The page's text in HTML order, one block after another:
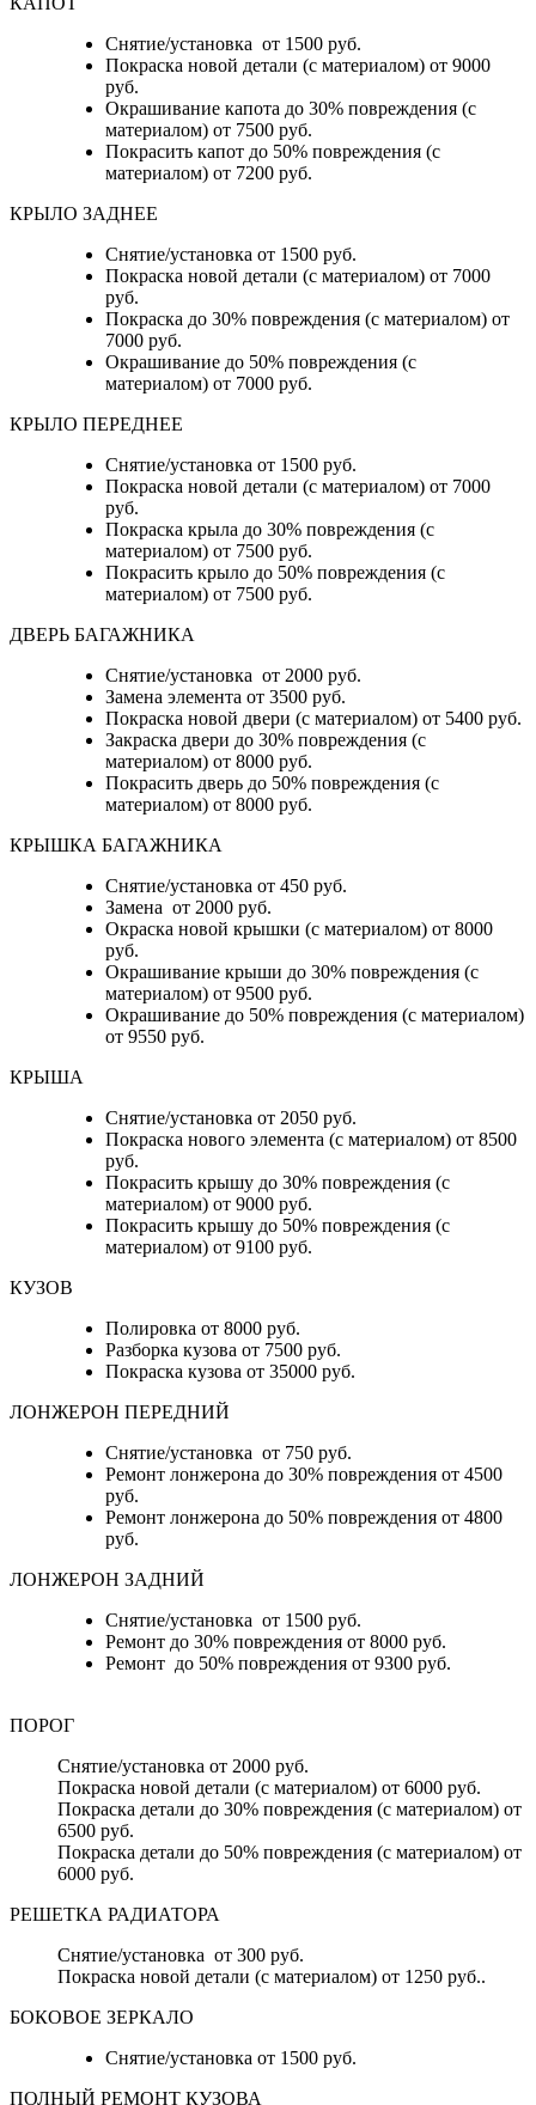
Снятие/установка от 1500 руб.
Покраска новой детали (с материалом) от 9000
руб.
Окрашивание капота до 30% повреждения (с
материалом) от 7500 руб.
Покрасить капот до 50% повреждения (с
материалом) от 7200 руб.
КРЫЛО ЗАДНЕЕ
Снятие/установка от 1500 руб.
Покраска новой детали (с материалом) от 7000
руб.
Покраска до 30% повреждения (с материалом) от
7000 руб.
Окрашивание до 50% повреждения (с
материалом) от 7000 руб.
КРЫЛО ПЕРЕДНЕЕ
Снятие/установка от 1500 руб.
Покраска новой детали (с материалом) от 7000
руб.
Покраска крыла до 30% повреждения (с
материалом) от 7500 руб.
Покрасить крыло до 50% повреждения (с
материалом) от 7500 руб.
ДВЕРЬ БАГАЖНИКА
Снятие/установка от 2000 руб.
Замена элемента от 3500 руб.
Покраска новой двери (с материалом) от 5400 руб.
Закраска двери до 30% повреждения (с
материалом) от 8000 руб.
Покрасить дверь до 50% повреждения (с
материалом) от 8000 руб.
КРЫШКА БАГАЖНИКА
Снятие/установка от 450 руб.
Замена от 2000 руб.
Окраска новой крышки (с материалом) от 8000
руб.
Окрашивание крыши до 30% повреждения (с
материалом) от 9500 руб.
Окрашивание до 50% повреждения (с материалом)
от 9550 руб.
КРЫША
Снятие/установка от 2050 руб.
Покраска нового элемента (с материалом) от 8500
руб.
Покрасить крышу до 30% повреждения (с
материалом) от 9000 руб.
Покрасить крышу до 50% повреждения (с
материалом) от 9100 руб.
КУЗОВ
Полировка от 8000 руб.
Разборка кузова от 7500 руб.
Покраска кузова от 35000 руб.
ЛОНЖЕРОН ПЕРЕДНИЙ
Снятие/установка от 750 руб.
Ремонт лонжерона до 30% повреждения от 4500
руб.
Ремонт лонжерона до 50% повреждения от 4800
руб.
ЛОНЖЕРОН ЗАДНИЙ
Снятие/установка от 1500 руб.
Ремонт до 30% повреждения от 8000 руб.
Ремонт до 50% повреждения от 9300 руб.
ПОРОГ
Снятие/установка от 2000 руб.
Покраска новой детали (с материалом) от 6000 руб.
Покраска детали до 30% повреждения (с материалом) от
6500 руб.
Покраска детали до 50% повреждения (с материалом) от
6000 руб.
РЕШЕТКА РАДИАТОРА
Снятие/установка от 300 руб.
Покраска новой детали (с материалом) от 1250 руб..
БОКОВОЕ ЗЕРКАЛО
Снятие/установка от 1500 руб.
ПОЛНЫЙ РЕМОНТ КУЗОВА